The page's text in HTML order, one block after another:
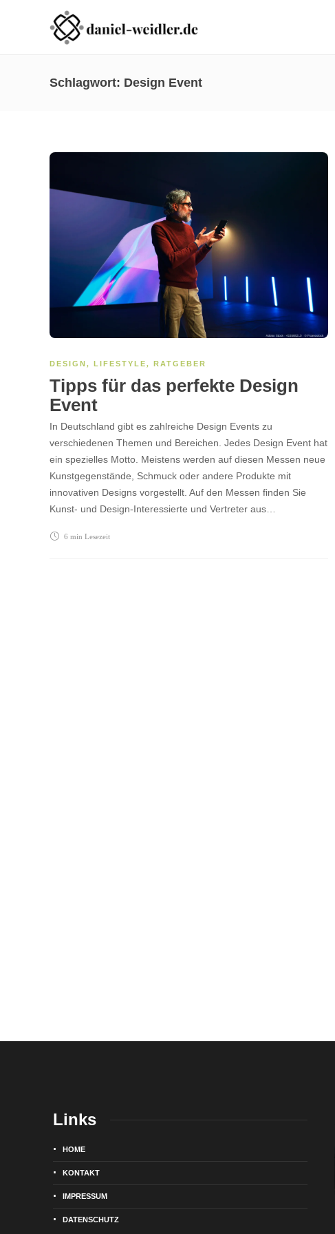
Schlagwort: Design Event
DESIGN, LIFESTYLE, RATGEBER
Tipps für das perfekte Design
Event
In Deutschland gibt es zahlreiche Design Events zu
verschiedenen Themen und Bereichen. Jedes Design Event hat
ein spezielles Motto. Meistens werden auf diesen Messen neue
Kunstgegenstände, Schmuck oder andere Produkte mit
innovativen Designs vorgestellt. Auf den Messen finden Sie
Kunst- und Design-Interessierte und Vertreter aus…
6 min Lesezeit
Links
HOME
KONTAKT
IMPRESSUM
DATENSCHUTZ